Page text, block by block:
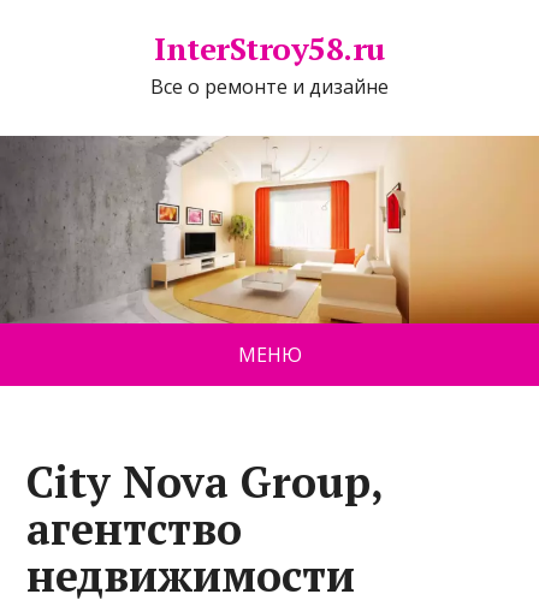
InterStroy58.ru
Все о ремонте и дизайне
МЕНЮ
City Nova Group,
агентство
недвижимости